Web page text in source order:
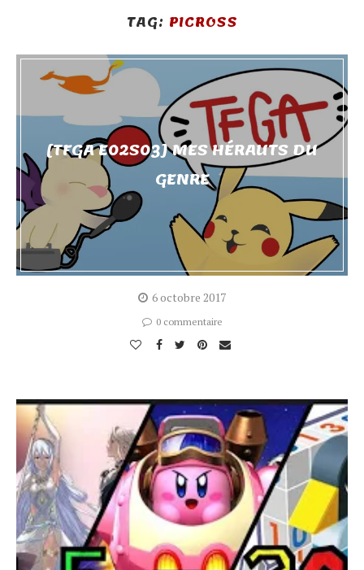
TAG: PICROSS
[TFGA E02S03] MES HÉRAUTS DU
GENRE
6 octobre 2017
0 commentaire